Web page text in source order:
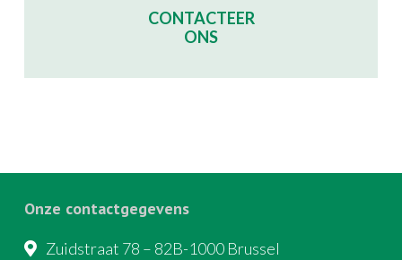
CONTACTEER
ONS
Onze contactgegevens
Zuidstraat 78 – 82B-1000 Brussel